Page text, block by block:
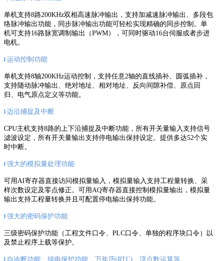
单机支持8路200KHz双相高速脉冲输出，支持加减速脉冲输出、多段包
络脉冲输出功能，同步脉冲输出功能可轻松实现精确的同步控制。单
机可支持16路脉宽调制输出（PWM），可同时驱动16台伺服或者步进
电机。
l 运动控制功能
单机支持8轴200KHz运动控制，支持任意2轴的直线插补、圆弧插补，
支持随动脉冲输出、绝对地址、相对地址、反向间隙补偿、原点回
归、电气原点定义等功能。
l 边沿捕捉及中断
CPU主机支持8路的上下沿捕捉及中断功能，所有开关量输入支持信号
滤波设定，所有开关量输出支持停电输出保持设定。提供多达52个实
时中断。
l 强大的模拟量处理功能
可用AI寄存器直接访问模拟量输入，模拟量输入支持工程量转换、采
样次数设定及零点修正。可用AQ寄存器直接控制模拟量输出，模拟量
输出支持工程量转换并且可配置停电输出保持功能。
l 强大的密码保护功能
三级密码保护功能（工程文件口令、PLC口令、单独的程序块口令）以
及禁止程序上载等保护。
l 自诊断功能、掉电保护功能、万年历(RTC)、浮点数运算等。